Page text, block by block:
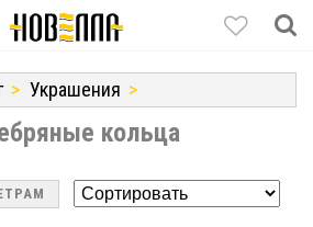
Украшения
кольца